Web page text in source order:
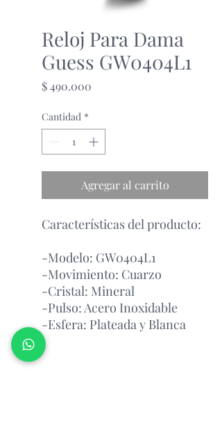
Reloj Para Dama
Guess GW0404L1
$ 490.000
Cantidad *
Agregar al carrito
Características del producto:
-Modelo: GW0404L1
-Movimiento: Cuarzo
-Cristal: Mineral
-Pulso: Acero Inoxidable
-Esfera: Plateada y Blanca